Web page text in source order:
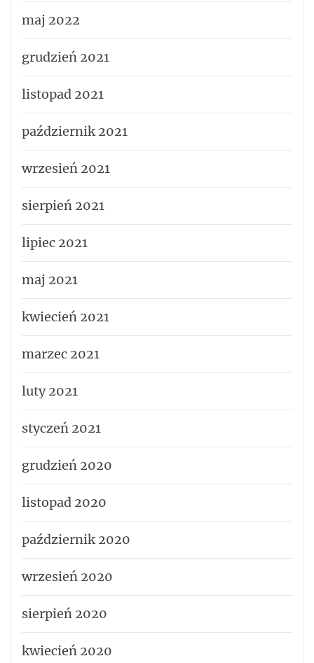
maj 2022
grudzień 2021
listopad 2021
październik 2021
wrzesień 2021
sierpień 2021
lipiec 2021
maj 2021
kwiecień 2021
marzec 2021
luty 2021
styczeń 2021
grudzień 2020
listopad 2020
październik 2020
wrzesień 2020
sierpień 2020
kwiecień 2020